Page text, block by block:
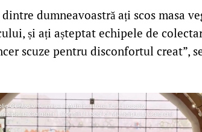
dumneavoastră ați scos masa
și ați așteptat echipele de
scuze pentru disconfortul creat”,